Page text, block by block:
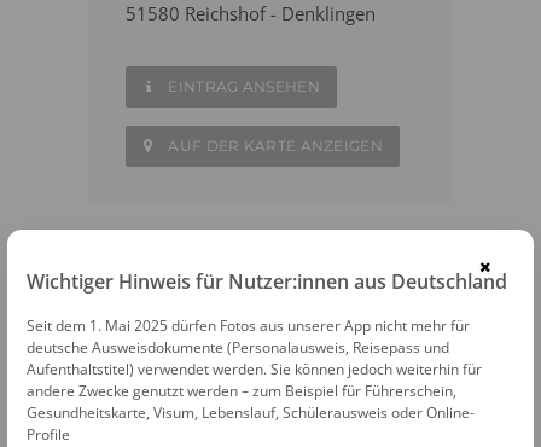
51580 Reichshof - Denklingen
EINTRAG ANSEHEN
AUF DER KARTE ANZEIGEN
WEITERE FOTOAUTOMATEN IN DER
NÄHE
Morsbach
Gummersbach
×
Wichtiger Hinweis für Nutzer:innen aus Deutschland
Seit dem 1. Mai 2025 dürfen Fotos aus unserer App nicht mehr für
deutsche Ausweisdokumente (Personalausweis, Reisepass und
Aufenthaltstitel) verwendet werden. Sie können jedoch weiterhin für
andere Zwecke genutzt werden – zum Beispiel für Führerschein,
Gesundheitskarte, Visum, Lebenslauf, Schülerausweis oder Online-
Profile